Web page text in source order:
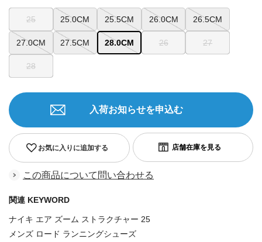
25 25.0CM 25.5CM 26.0CM 26.5CM
27.0CM 27.5CM 28.0CM 26 27
28
お気に入りに追加する
入荷お知らせを申込む
この商品について問い合わせる
関連 KEYWORD
ナイキ エア ズーム ストラクチャー 25
メンズ ロード ランニングシューズ